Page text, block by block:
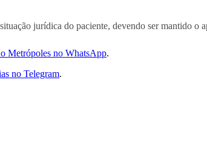
jurídica do paciente, devendo ser mantido o
Metrópoles no WhatsApp.
no Telegram.